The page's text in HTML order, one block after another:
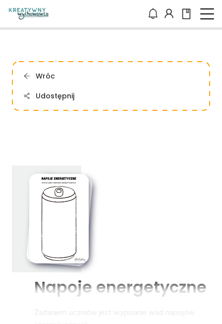
Wróc
Udostępnij
Napoje energetyczne
Zadaniem uczniów jest wypisanie wad napojów